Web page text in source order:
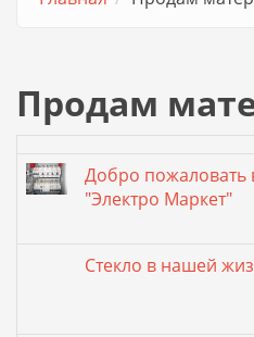
Продам
Добро
"Электро Маркет"
Стекло в нашей